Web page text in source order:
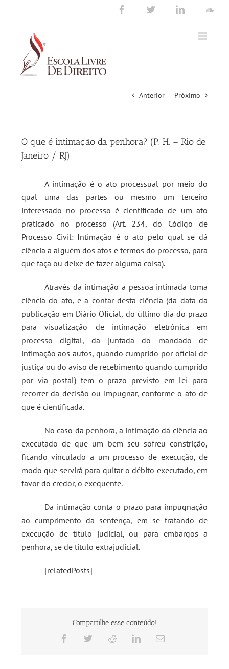
LinkedIn
Twitter
Facebook
Anterior Próximo
O que é intimação da penhora? (P. H. – Rio de
Janeiro / RJ)
A intimação é o ato processual por meio do
qual uma das partes ou mesmo um terceiro
interessado no processo é cientificado de um ato
praticado no processo (Art. 234, do Código de
Processo Civil: Intimação é o ato pelo qual se dá
ciência a alguém dos atos e termos do processo, para
que faça ou deixe de fazer alguma coisa).
Através da intimação a pessoa intimada toma
ciência do ato, e a contar desta ciência (da data da
publicação em Diário Oficial, do último dia do prazo
para visualização de intimação eletrônica em
processo digital, da juntada do mandado de
intimação aos autos, quando cumprido por oficial de
justiça ou do aviso de recebimento quando cumprido
por via postal) tem o prazo previsto em lei para
recorrer da decisão ou impugnar, conforme o ato de
que é cientificada.
No caso da penhora, a intimação dá ciência ao
executado de que um bem seu sofreu constrição,
ficando vinculado a um processo de execução, de
modo que servirá para quitar o débito executado, em
favor do credor, o exequente.
Da intimação conta o prazo para impugnação
ao cumprimento da sentença, em se tratando de
execução de título judicial, ou para embargos a
penhora, se de título extrajudicial.
[relatedPosts]
Compartilhe esse conteúdo!
FacebookTwitterRedditLinkedIn
E-